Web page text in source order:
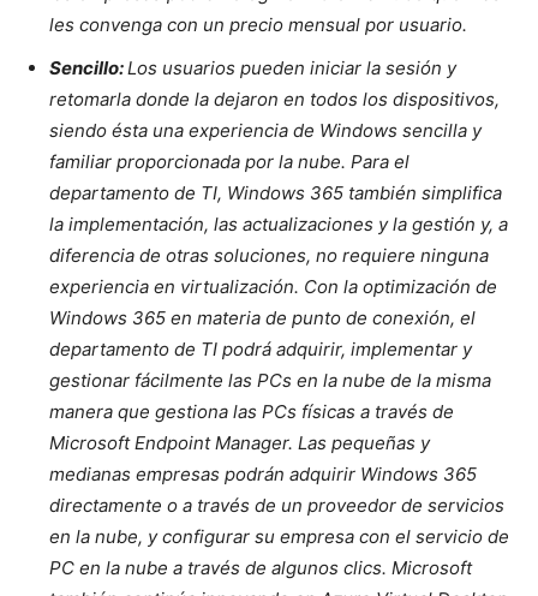
les convenga con un precio mensual por usuario.
Sencillo:Los usuarios pueden iniciar la sesión y
retomarla donde la dejaron en todos los dispositivos,
siendo ésta una experiencia de Windows sencilla y
familiar proporcionada por la nube. Para el
departamento de TI, Windows 365 también simplifica
la implementación, las actualizaciones y la gestión y, a
diferencia de otras soluciones, no requiere ninguna
experiencia en virtualización. Con la optimización de
Windows 365 en materia de punto de conexión, el
departamento de TI podrá adquirir, implementar y
gestionar fácilmente las PCs en la nube de la misma
manera que gestiona las PCs físicas a través de
Microsoft Endpoint Manager. Las pequeñas y
medianas empresas podrán adquirir Windows 365
directamente o a través de un proveedor de servicios
en la nube, y configurar su empresa con el servicio de
PC en la nube a través de algunos clics. Microsoft